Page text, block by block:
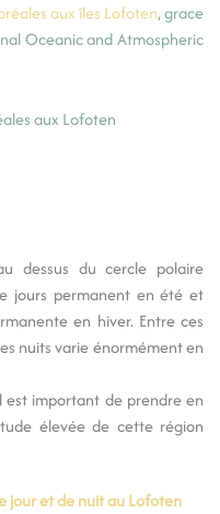
aux îles Lofoten, grace
Oceanic and Atmospheric
dessus du cercle polaire
jours permanent en été et
en hiver. Entre ces
nuits varie énormément en
est important de prendre en
élevée de cette région
jour et de nuit au Lofoten